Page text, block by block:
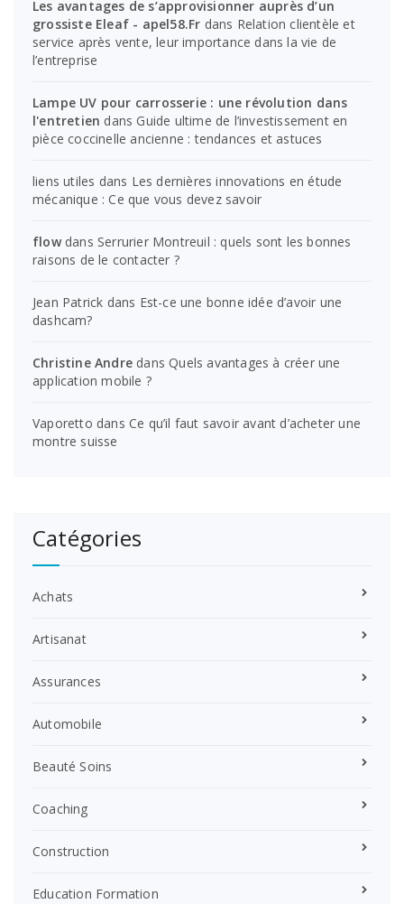
Les avantages de s’approvisionner auprès d’un
grossiste Eleaf - apel58.Fr dans Relation clientèle et
service après vente, leur importance dans la vie de
l’entreprise
Lampe UV pour carrosserie : une révolution dans
l'entretien dans Guide ultime de l’investissement en
pièce coccinelle ancienne : tendances et astuces
liens utiles dans Les dernières innovations en étude
mécanique : Ce que vous devez savoir
flowdans Serrurier Montreuil : quels sont les bonnes
raisons de le contacter ?
Jean Patrick dans Est-ce une bonne idée d’avoir une
dashcam?
Christine Andre dansQuels avantages à créer une
application mobile ?
Vaporetto dansCe qu’il faut savoir avant d’acheter une
montre suisse
Catégories
Achats
Artisanat
Assurances
Automobile
Beauté Soins
Coaching
Construction
Education Formation